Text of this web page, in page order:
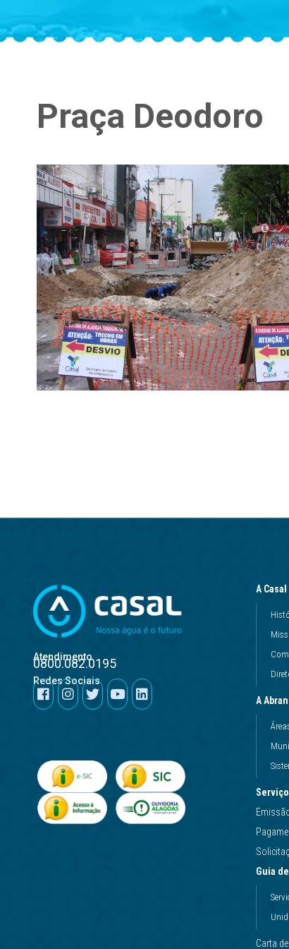
Praça Deodoro
Atendimento
0800.082.0195
Redes Sociais
A Casal
A
Guia
Carta